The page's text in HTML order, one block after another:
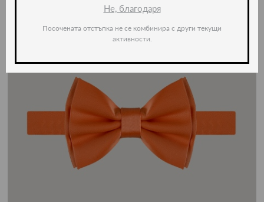
Не, благодаря
Посочената отстъпка не се комбинира с други текущи
активности.